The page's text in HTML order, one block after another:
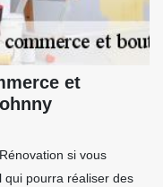
et
si vous
qui pourra réaliser des